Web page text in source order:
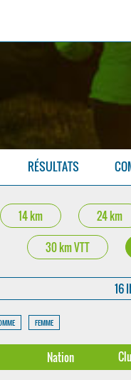
RÉSULTATS
14 km 24 km
30 km VTT
16
FEMME
Nation